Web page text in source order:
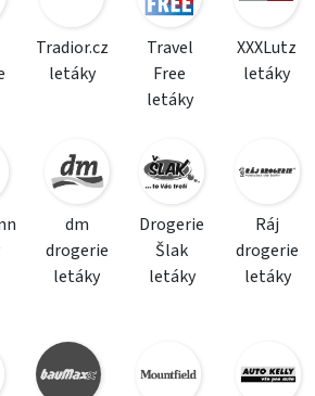
Tradior.cz
letáky
Travel
Free
letáky
XXXLutz
letáky
dm
drogerie
letáky
Drogerie
Šlak
letáky
Ráj
drogerie
letáky